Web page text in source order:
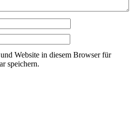
Website in diesem Browser für
speichern.